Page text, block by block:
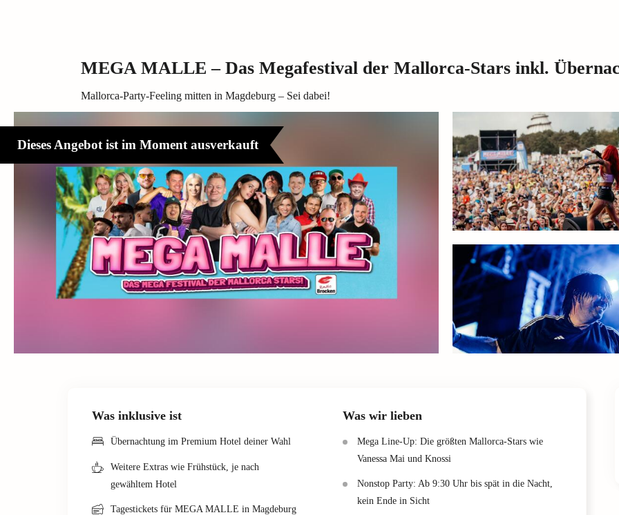
MEGA MALLE – Das Megafestival der Mallorca-Stars inkl.
Mallorca-Party-Feeling mitten in Magdeburg – Sei dabei!
Dieses Angebot ist im Moment ausverkauft
Was inklusive ist
Übernachtung im Premium Hotel deiner Wahl
Weitere Extras wie Frühstück, je nach
gewähltem Hotel
Tagestickets für MEGA MALLE in Magdeburg
Was wir lieben
Mega Line-Up: Die größten Mallorca-Stars wie
Vanessa Mai und Knossi
Nonstop Party: Ab 9:30 Uhr bis spät in die Nacht,
kein Ende in Sicht